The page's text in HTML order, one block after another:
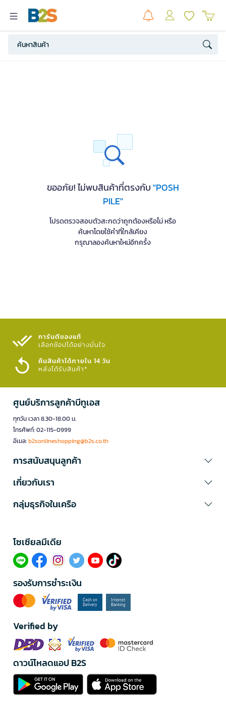
ขออภัย! ไม่พบสินค้าที่ตรงกับ"POSH
PILE"
โปรดตรวจสอบตัวสะกดว่าถูกต้องหรือไม่ หรือ
ค้นหาโดยใช้คำที่ใกล้เคียง
กรุณาลองค้นหาใหม่อีกครั้ง
การันตีของแท้
เลือกช้อปได้อย่างมั่นใจ​
คืนสินค้าได้ภายใน 14 วัน
หลังได้รับสินค้า*
ศูนย์บริการลูกค้าบีทูเอส
ทุกวัน เวลา 8.30-18.00 น.
โทรศัพท์: 02-115-0999
อีเมล:b2sonlineshopping@b2s.co.th
การสนับสนุนลูกค้า
เกี่ยวกับเรา
กลุ่มธุรกิจในเครือ
โซเซียลมีเดีย​
รองรับการชำระเงิน
Verified by
ดาวน์โหลดแอป B2S